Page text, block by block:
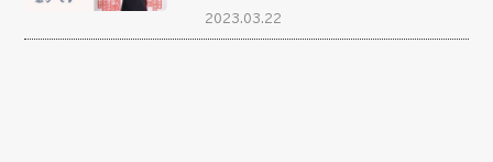
2023.03.22